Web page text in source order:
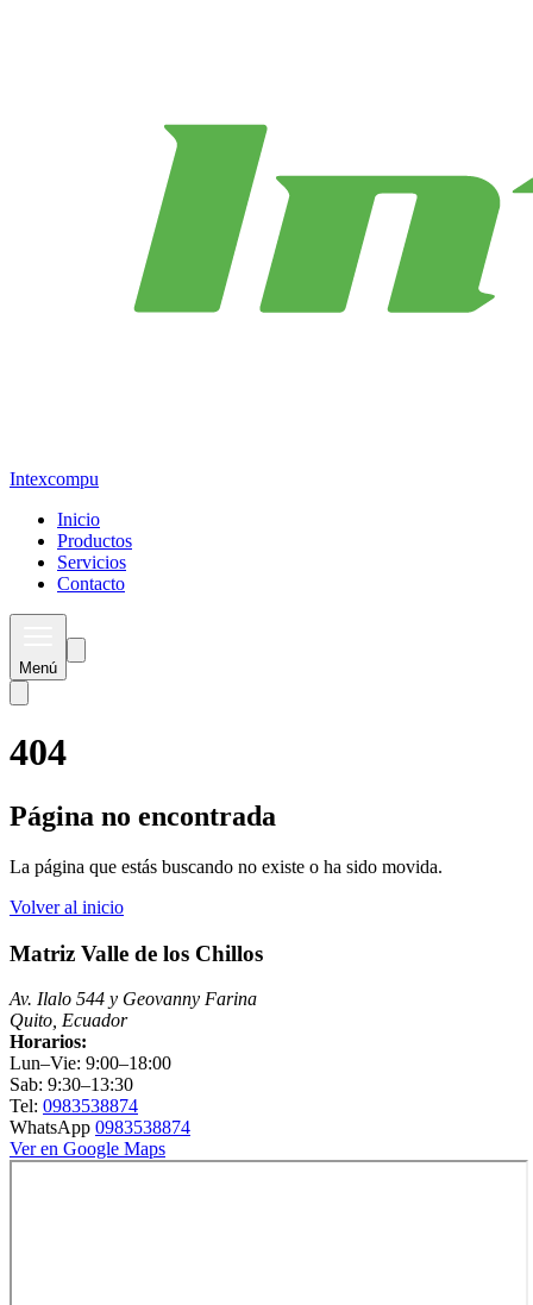
Intexcompu
Inicio
Productos
Servicios
Contacto
Menú
404
Página no encontrada
La página que estás buscando no existe o ha sido movida.
Volver al inicio
Matriz Valle de los Chillos
Av. Ilalo 544 y Geovanny Farina
Quito, Ecuador
Horarios:
Lun–Vie: 9:00–18:00
Sab: 9:30–13:30
Tel: 0983538874
WhatsApp 0983538874
Ver en Google Maps